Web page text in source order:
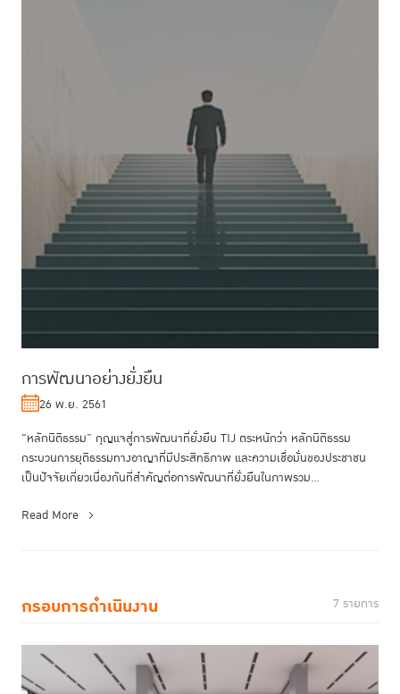
การพัฒนาอย่างยั่งยืน
26 พ.ย. 2561
"หลักนิติธรรม” กุญแจสู่การพัฒนาที่ยั่งยืน TIJ ตระหนักว่า หลักนิติธรรม
กระบวนการยุติธรรมทางอาญาที่มีประสิทธิภาพ และความเชื่อมั่นของประชาชน
เป็นปัจจัยเกี่ยวเนื่องกันที่สำคัญต่อการพัฒนาที่ยั่งยืนในภาพรวม...
Read More
กรอบการดำเนินงาน 7 รายการ